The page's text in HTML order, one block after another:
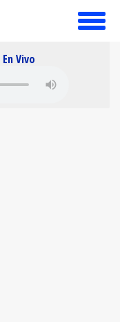
toggle
En Vivo